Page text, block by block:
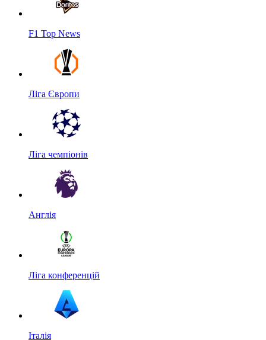
F1 Top News
Ліга Європи
Ліга чемпіонів
Англія
Ліга конференцій
Італія